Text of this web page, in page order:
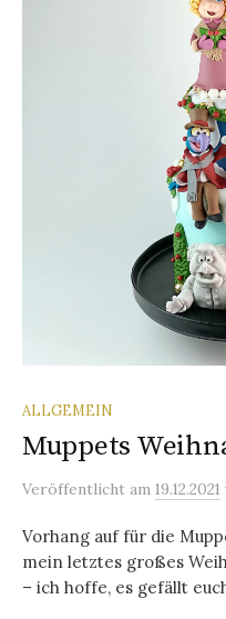
ALLGEMEIN
Muppets
Veröffentlicht am 19.12.2021
Vorhang auf für die
mein letztes großes
– ich hoffe, es gefällt